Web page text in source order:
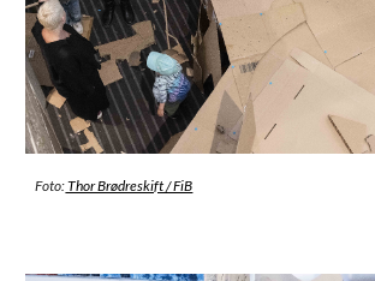
Foto:Thor Brødreskift / FiB